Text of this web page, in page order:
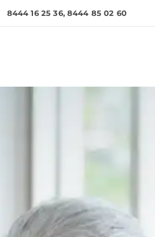
8444 16 25 36, 8444 85 02 60